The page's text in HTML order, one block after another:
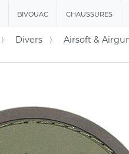
BIVOUAC CHAUSSURES
Divers Airsoft &